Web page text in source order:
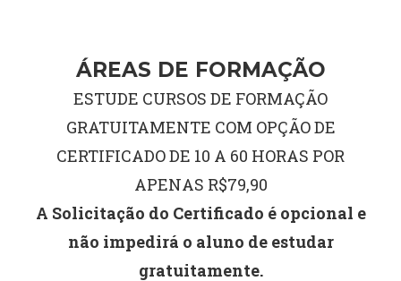
ÁREAS DE FORMAÇÃO
ESTUDE CURSOS DE FORMAÇÃO
GRATUITAMENTE COM OPÇÃO DE
CERTIFICADO DE 10 A 60 HORAS POR
APENAS R$79,90
A Solicitação do Certificado é opcional e
não impedirá o aluno de estudar
gratuitamente.